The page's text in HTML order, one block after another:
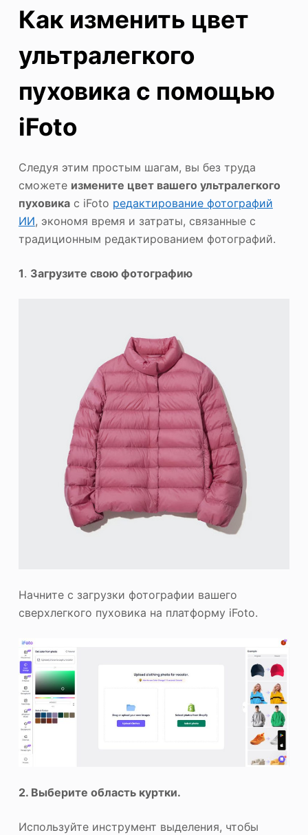
Как изменить цвет
ультралегкого
пуховика с помощью
iFoto
Следуя этим простым шагам, вы без труда
сможете измените цвет вашего ультралегкого
пуховикас iFoto редактирование фотографий
ИИ, экономя время и затраты, связанные с
традиционным редактированием фотографий.
1. Загрузите свою фотографию
Начните с загрузки фотографии вашего
сверхлегкого пуховика на платформу iFoto.
2. Выберите область куртки.
Используйте инструмент выделения, чтобы